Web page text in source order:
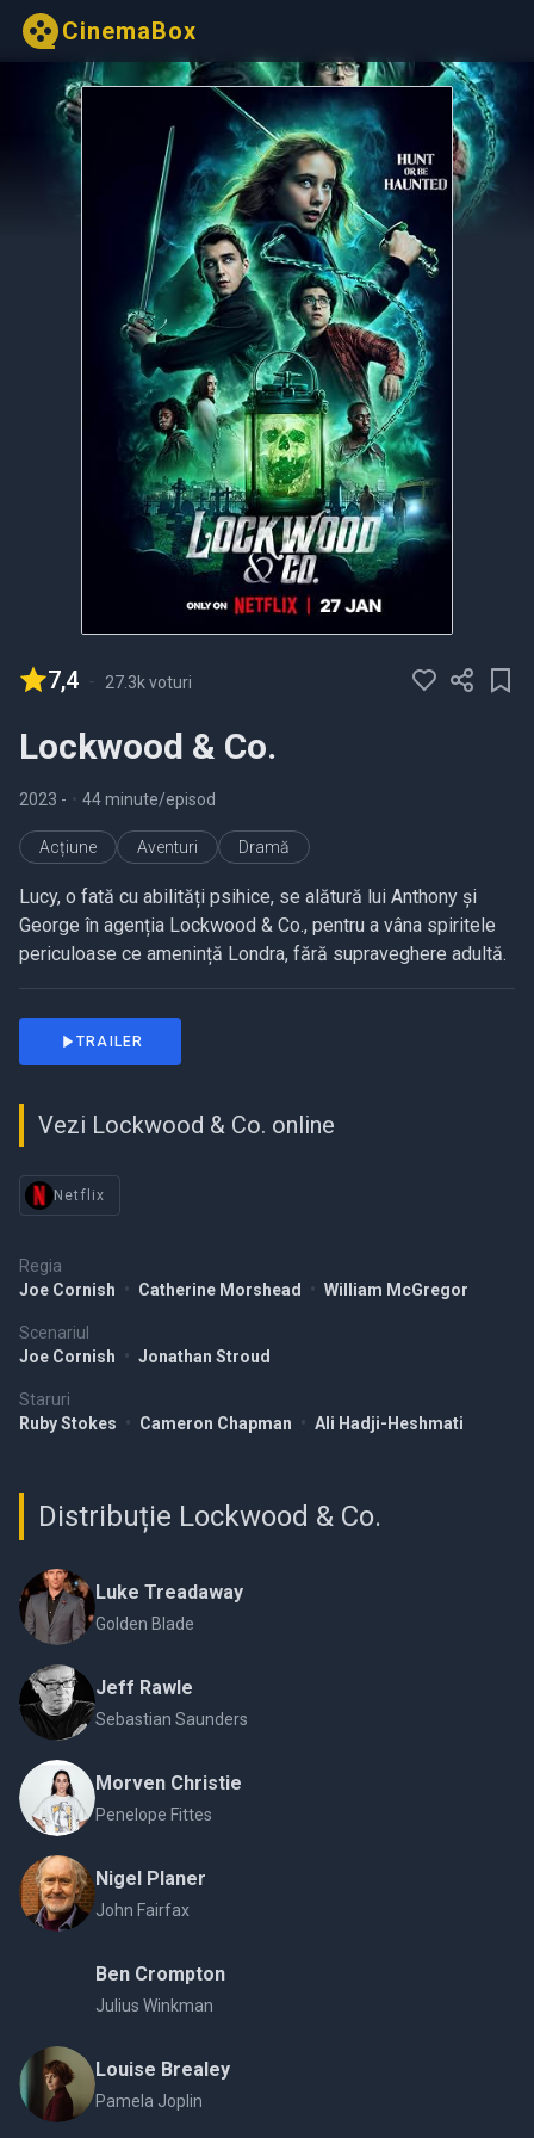
CinemaBox
7,4 - 27.3k voturi
Lockwood & Co.
2023 - • 44 minute/episod
Acțiune Aventuri Dramă
Lucy, o fată cu abilități psihice, se alătură lui Anthony și
George în agenția Lockwood & Co., pentru a vâna spiritele
periculoase ce amenință Londra, fără supraveghere adultă.
Regia
Joe Cornish • Catherine Morshead • William McGregor
Scenariul
Joe Cornish • Jonathan Stroud
Staruri
Ruby Stokes • Cameron Chapman • Ali Hadji-Heshmati
TRAILER
Vezi Lockwood & Co. online
Netflix
Distribuție Lockwood & Co.
Luke Treadaway
Golden Blade
Jeff Rawle
Sebastian Saunders
Morven Christie
Penelope Fittes
Nigel Planer
John Fairfax
Ben Crompton
Julius Winkman
Louise Brealey
Pamela Joplin